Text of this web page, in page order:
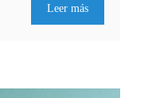
Leer más